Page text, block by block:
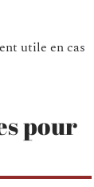
utile en cas
pour